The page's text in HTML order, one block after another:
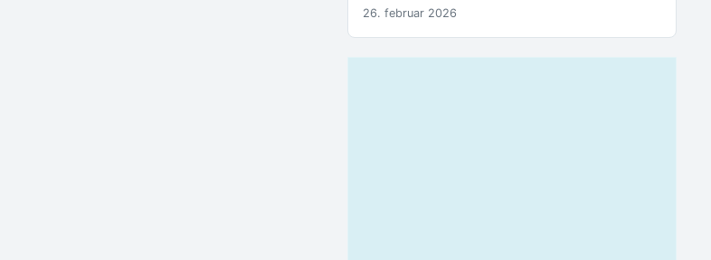
26. februar 2026